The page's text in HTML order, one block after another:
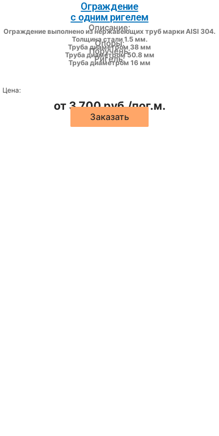
Ограждение
с одним ригелем
Описание:
Ограждение выполнено из нержавеющих труб марки AISI 304.
Толщина стали 1.5 мм.
Опоры:
Труба диаметром 38 мм
Поручень:
Труба диаметром 50.8 мм
Ригель:
Труба диаметром 16 мм
Цена:
от 3 700 руб./пог.м.
Заказать